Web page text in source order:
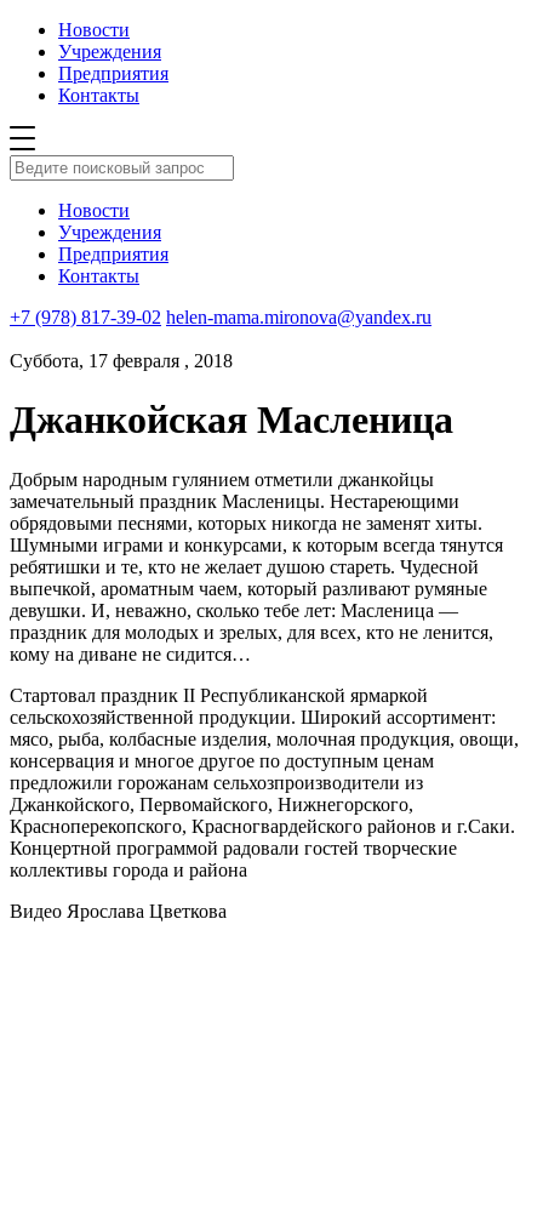
Новости
Учреждения
Предприятия
Контакты
Новости
Учреждения
Предприятия
Контакты
+7 (978) 817-39-02 helen-mama.mironova@yandex.ru
Суббота, 17 февраля , 2018
Джанкойская Масленица
Добрым народным гулянием отметили джанкойцы
замечательный праздник Масленицы. Нестареющими
обрядовыми песнями, которых никогда не заменят хиты.
Шумными играми и конкурсами, к которым всегда тянутся
ребятишки и те, кто не желает душою стареть. Чудесной
выпечкой, ароматным чаем, который разливают румяные
девушки. И, неважно, сколько тебе лет: Масленица —
праздник для молодых и зрелых, для всех, кто не ленится,
кому на диване не сидится…
Стартовал праздник II Республиканской ярмаркой
сельскохозяйственной продукции. Широкий ассортимент:
мясо, рыба, колбасные изделия, молочная продукция, овощи,
консервация и многое другое по доступным ценам
предложили горожанам сельхозпроизводители из
Джанкойского, Первомайского, Нижнегорского,
Красноперекопского, Красногвардейского районов и г.Саки.
Концертной программой радовали гостей творческие
коллективы города и района
Видео Ярослава Цветкова